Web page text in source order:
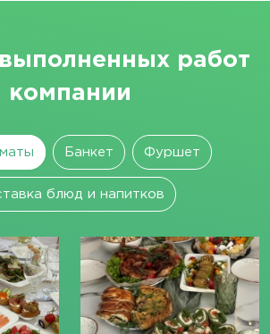
выполненных работ
компании
Банкет Фуршет
блюд и напитков